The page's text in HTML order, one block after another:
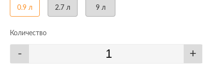
0.9 л 2.7 л 9 л
Количество
- +